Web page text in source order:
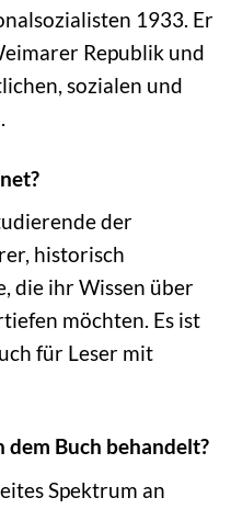
1933. Er
Republik und
sozialen und
der
historisch
die ihr Wissen über
möchten. Es ist
für Leser mit
Buch behandelt?
Spektrum an